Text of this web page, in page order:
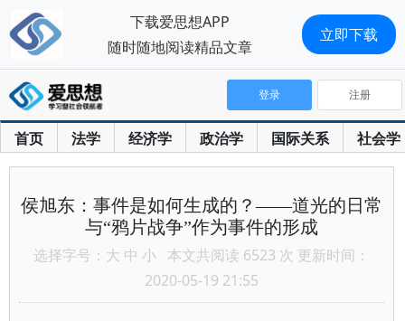
首页 法学 经济学 政治学 国际关系 社会学
登录 注册
侯旭东：事件是如何生成的？——道光的日常
与“鸦片战争”作为事件的形成
选择字号： 大 中 小 本文共阅读 6523 次 更新时间：
2020-05-19 21:55
下载爱思想APP
随时随地阅读精品文章
立即下载